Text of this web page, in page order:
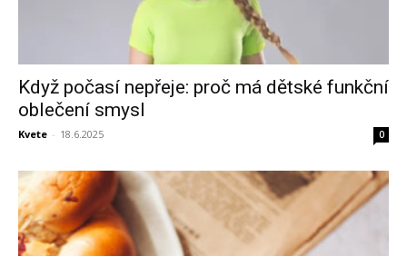
Když počasí nepřeje: proč má dětské funkční
oblečení smysl
Kvete - 18.6.2025 0